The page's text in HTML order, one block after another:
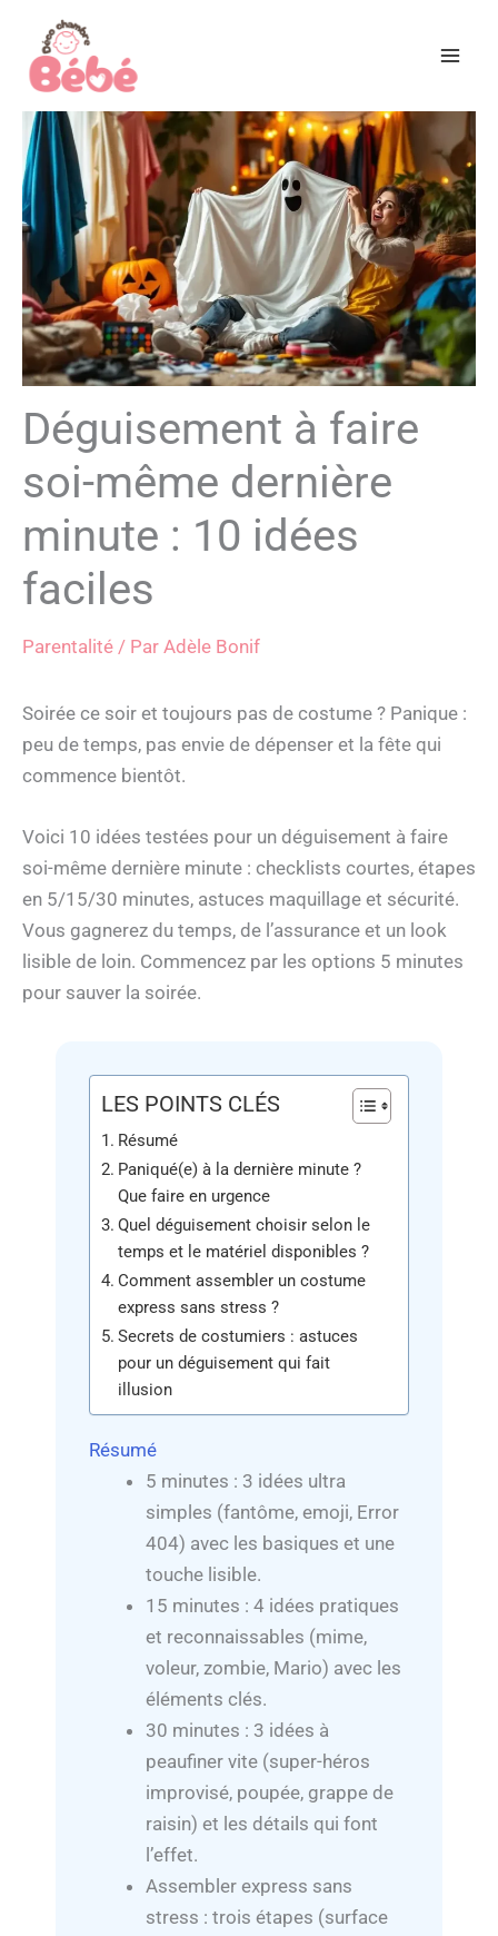
contenu
Déguisement à faire
soi-même dernière
minute : 10 idées
faciles
Parentalité / Par Adèle Bonif
Soirée ce soir et toujours pas de costume ? Panique :
peu de temps, pas envie de dépenser et la fête qui
commence bientôt.
Voici 10 idées testées pour un déguisement à faire
soi-même dernière minute : checklists courtes, étapes
en 5/15/30 minutes, astuces maquillage et sécurité.
Vous gagnerez du temps, de l’assurance et un look
lisible de loin. Commencez par les options 5 minutes
pour sauver la soirée.
LES POINTS CLÉS
Résumé
Paniqué(e) à la dernière minute ?
Que faire en urgence
Quel déguisement choisir selon le
temps et le matériel disponibles ?
Comment assembler un costume
express sans stress ?
Secrets de costumiers : astuces
pour un déguisement qui fait
illusion
Résumé
5 minutes : 3 idées ultra
simples (fantôme, emoji, Error
404) avec les basiques et une
touche lisible.
15 minutes : 4 idées pratiques
et reconnaissables (mime,
voleur, zombie, Mario) avec les
éléments clés.
30 minutes : 3 idées à
peaufiner vite (super-héros
improvisé, poupée, grappe de
raisin) et les détails qui font
l’effet.
Assembler express sans
stress : trois étapes (surface